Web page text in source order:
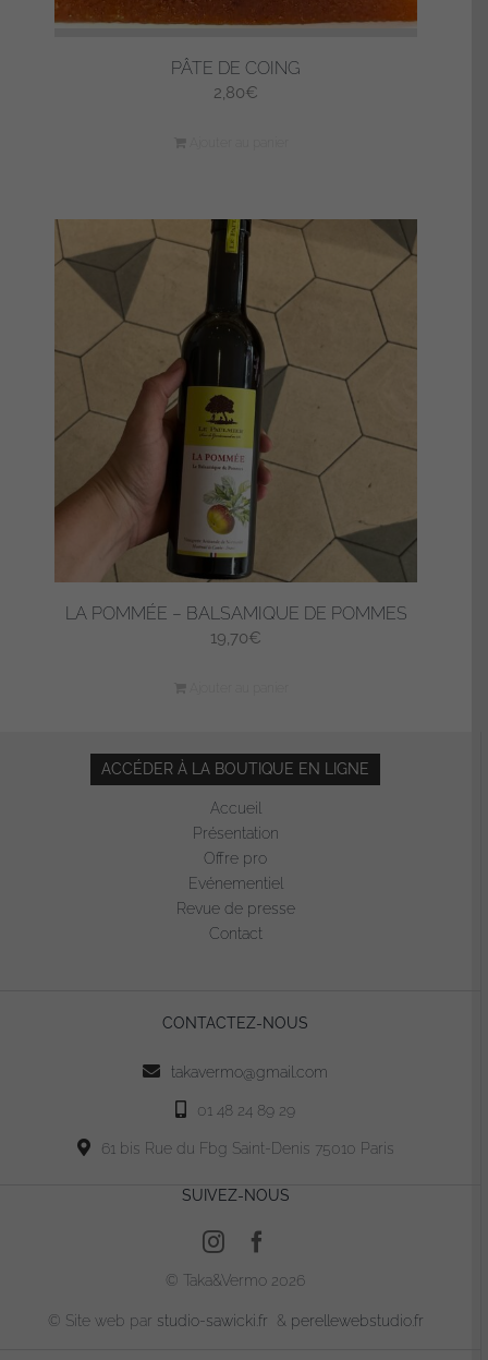
PÂTE DE COING
2,80€
LA POMMÉE – BALSAMIQUE DE POMMES
19,70€
ACCÉDER À LA BOUTIQUE EN LIGNE
Accueil
Présentation
Offre pro
Evénementiel
Revue de presse
Contact
CONTACTEZ-NOUS
takavermo@gmail.com
01 48 24 89 29
61 bis Rue du Fbg Saint-Denis 75010 Paris
SUIVEZ-NOUS
© Taka&Vermo 2026
© Site web par studio-sawicki.fr & perellewebstudio.fr